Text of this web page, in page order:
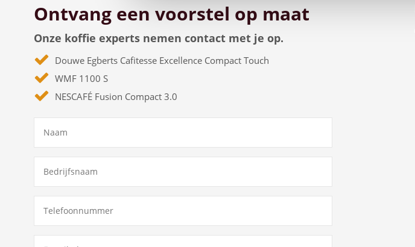
Ontvang een voorstel op maat
Onze koffie experts nemen contact met je op.
Douwe Egberts Cafitesse Excellence Compact Touch
WMF 1100 S
NESCAFÉ Fusion Compact 3.0